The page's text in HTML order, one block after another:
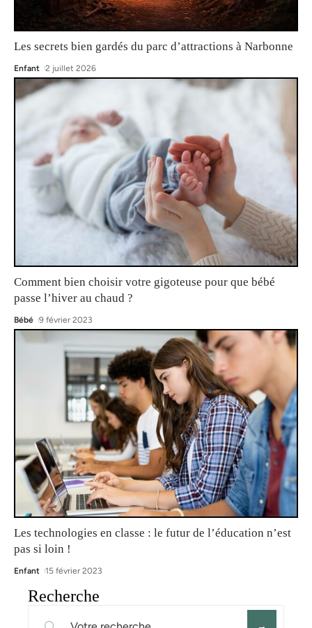
Les secrets bien gardés du parc d’attractions à Narbonne
Enfant 2 juillet 2026
Comment bien choisir votre gigoteuse pour que bébé
passe l’hiver au chaud ?
Bébé 9 février 2023
Les technologies en classe : le futur de l’éducation n’est
pas si loin !
Enfant 15 février 2023
Recherche